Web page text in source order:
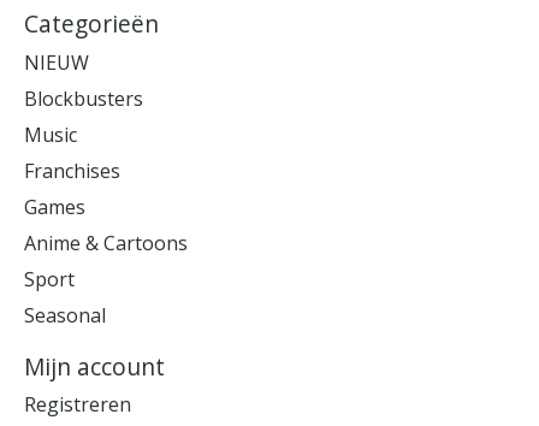
Categorieën
NIEUW
Blockbusters
Music
Franchises
Games
Anime & Cartoons
Sport
Seasonal
Mijn account
Registreren